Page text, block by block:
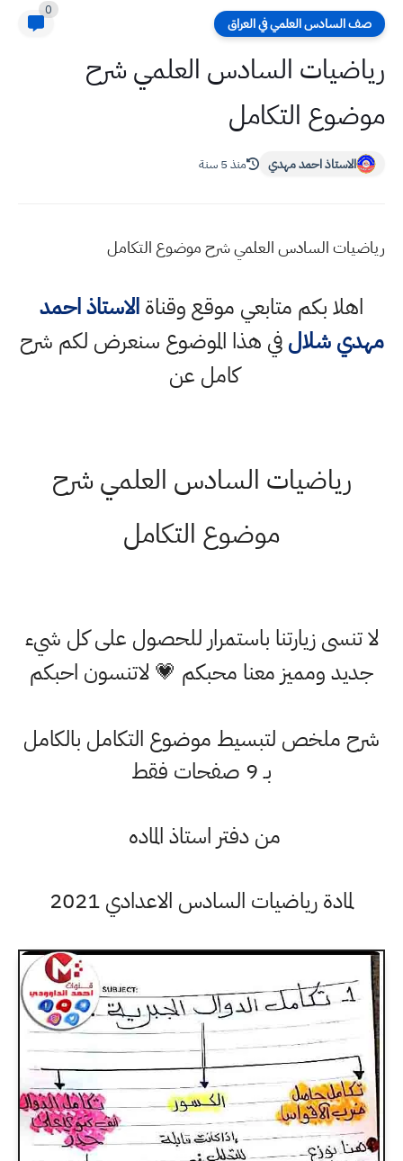
صف السادس العلمي في العراق
0
رياضيات السادس العلمي شرح
موضوع التكامل
الاستاذ احمد مهدي منذ 5 سنة
رياضيات السادس العلمي شرح موضوع التكامل
اهلا بكم متابعي موقع وقناةالاستاذ احمد
مهدي شلالفي هذا الموضوع سنعرض لكم شرح
كامل عن
رياضيات السادس العلمي شرح
موضوع التكامل
لا تنسى زيارتنا باستمرار للحصول على كل شيء
جديد ومميز معنا محبكم 💗 لاتنسون احبكم
شرح ملخص لتبسيط موضوع التكامل بالكامل
بـ 9 صفحات فقط
من دفتر استاذ الماده
لمادة رياضيات السادس الاعدادي 2021